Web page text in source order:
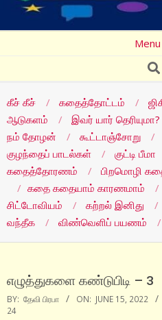
Menu
கீச் கீச் கதைத்தோட்டம்
ஆடுகளம்
இவர் யார் தெரியுமா?
நம் தோழன்
கூட்டாஞ்சோறு
குழந்தைப் பாடல்கள்
குட்டி பீமா
கதைத்தோரணம்
பிறமொழி
கதை கதையாம் காரணமாம்
சிட்டோவியம்
கற்றல் இனிது
வந்தீக
விண்வெளிப் பயணம்
எழுத்துகளை கண்டுபிடி – 3
BY: தேவி பிரபா ON: JUNE 15, 2022
24